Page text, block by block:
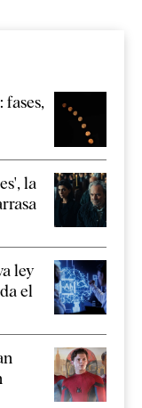
fases,
la
ley
el